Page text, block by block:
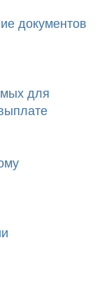
документов
для